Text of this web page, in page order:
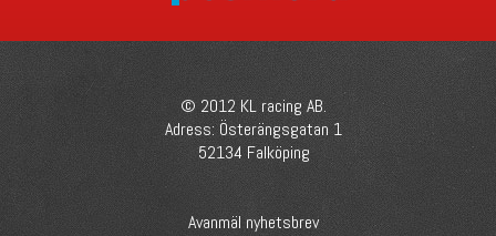
© 2012 KL racing AB.
Adress: Österängsgatan 1
52134 Falköping
Avanmäl nyhetsbrev